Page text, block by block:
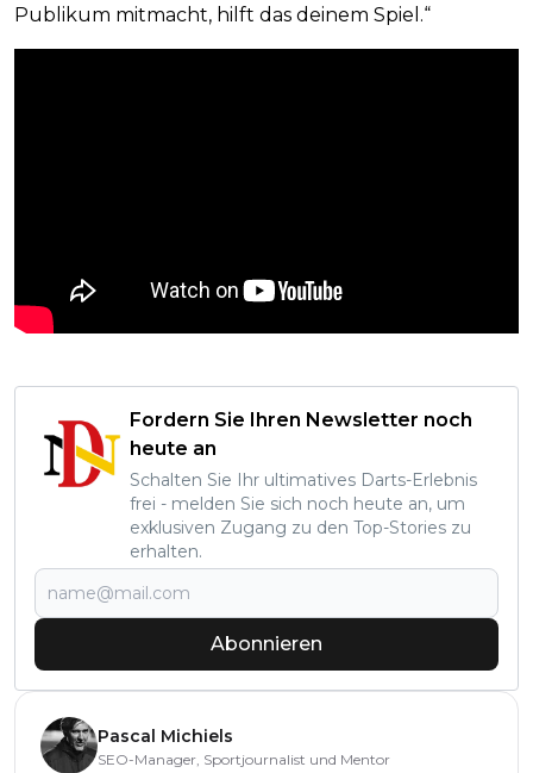
Publikum mitmacht, hilft das deinem Spiel.“
Fordern Sie Ihren Newsletter noch
heute an
Schalten Sie Ihr ultimatives Darts-Erlebnis
frei - melden Sie sich noch heute an, um
exklusiven Zugang zu den Top-Stories zu
erhalten.
Abonnieren
Pascal Michiels
SEO-Manager, Sportjournalist und Mentor